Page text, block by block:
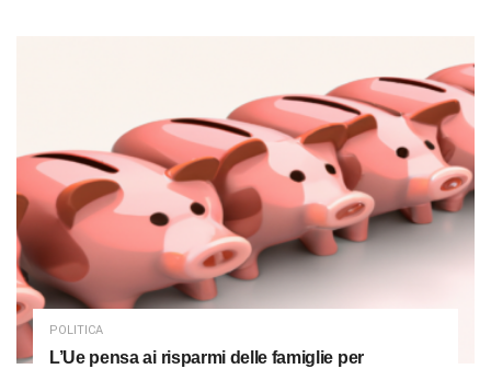
POLITICA
L’Ue pensa ai risparmi delle famiglie per